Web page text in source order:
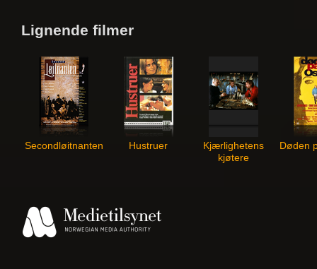
Lignende filmer
Secondløitnanten Hustruer
Kjærlighetens
kjøtere
Døden